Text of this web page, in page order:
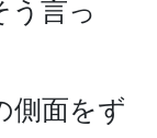
う言っ
側面をず